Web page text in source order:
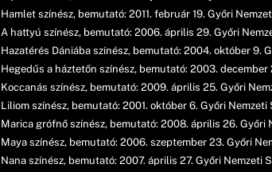
Hamlet színész, bemutató: 2011. február 19. Győri
A hattyú színész, bemutató: 2006. április 29. Győri
Hazatérés Dániába színész, bemutató: 2004. október 9.
Hegedűs a háztetőn színész, bemutató: 2003. december
Koccanás színész, bemutató: 2009. április 25. Győri
Liliom színész, bemutató: 2001. október 6. Győri Nemzeti
Marica grófnő színész, bemutató: 2008. április 26. Győri
Maya színész, bemutató: 2006. szeptember 23. Győri
Nana színész, bemutató: 2007. április 27. Győri Nemzeti